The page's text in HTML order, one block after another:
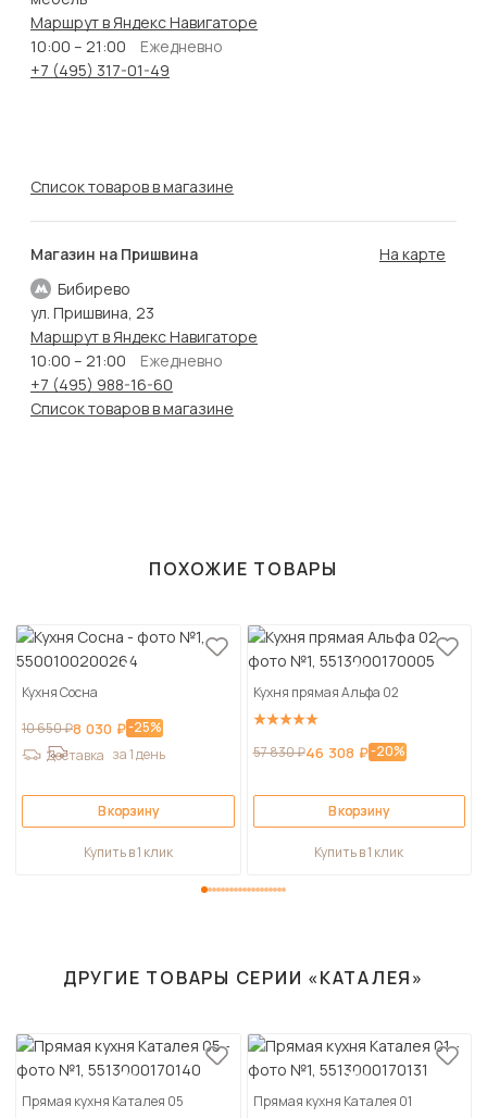
Маршрут в Яндекс Навигаторе
10:00 – 21:00
Ежедневно
+7 (495) 317-01-49
Список товаров в магазине
Магазин на Пришвина
Бибирево
На карте
ул. Пришвина, 23
Маршрут в Яндекс Навигаторе
10:00 – 21:00
Ежедневно
+7 (495) 988-16-60
Список товаров в магазине
ПОХОЖИЕ ТОВАРЫ
Кухня Сосна
10 650 ₽8 030 ₽-25%
Доставка за 1 день
В корзину
Купить в 1 клик
Кухня прямая Альфа 02
57 830 ₽46 308 ₽-20%
В корзину
Купить в 1 клик
ДРУГИЕ ТОВАРЫ СЕРИИ «КАТАЛЕЯ»
Прямая кухня Каталея 05
Прямая кухня Каталея 01